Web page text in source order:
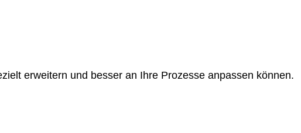
erweitern und besser an Ihre Prozesse anpassen können.